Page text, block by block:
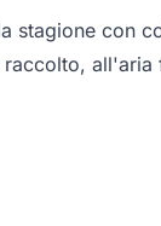
stagione con
all'aria